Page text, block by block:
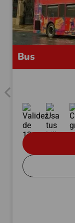
Bus